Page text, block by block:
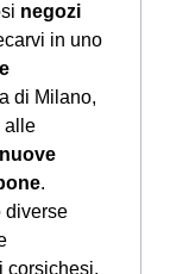
negozi
in uno
di Milano,
alle
nuove
.
diverse
corsichesi.